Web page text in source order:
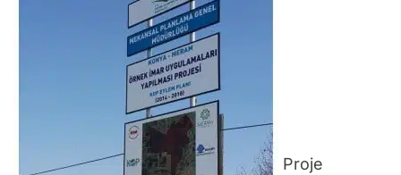
Proje